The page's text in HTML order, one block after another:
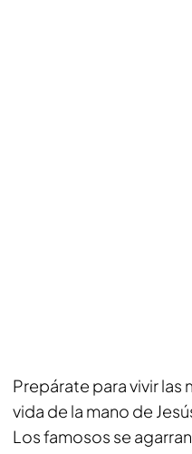
Prepárate para vivir las
vida de la mano de
Los famosos se